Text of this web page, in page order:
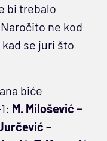
bi trebalo
ne kod
se juri što
biće
M. Milošević –
–